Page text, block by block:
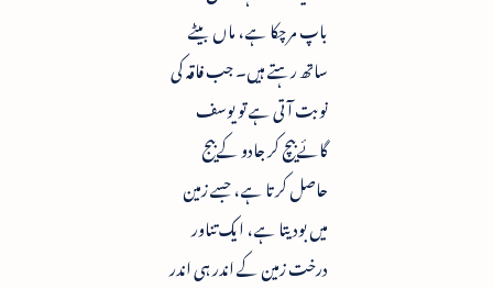
باپ مرچکا ہے ، ماں بیٹے
ساتھ رہتے ہیں۔ جب فاقہ کی
نوبت آتی ہے تو یوسف
گائے بیچ کر جادو کے بیج
حاصل کرتا ہے ، جسے زمین
میں بودیتا ہے ، ایک تناور
درخت زمین کے اندر ہی اندر